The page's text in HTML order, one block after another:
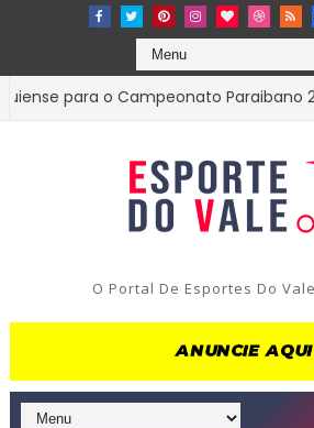
para o Campeonato Paraibano 2ª
O Portal De Esportes Do